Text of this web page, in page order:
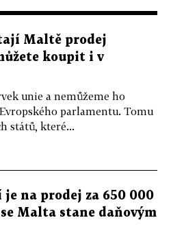
Maltě prodej
koupit i v
unie a nemůžeme ho
parlamentu. Tomu
států, které...
na prodej za 650 000
Malta stane daňovým